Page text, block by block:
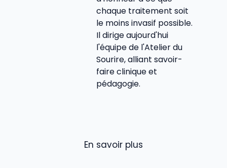
chaque traitement soit
le moins invasif possible.
Il dirige aujourd'hui
l'équipe de l'Atelier du
Sourire, alliant savoir-
faire clinique et
pédagogie.
En savoir plus